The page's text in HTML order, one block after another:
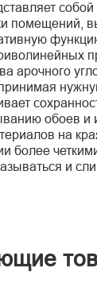
помещений,
арочного
принимая
обоев и
на
более
и